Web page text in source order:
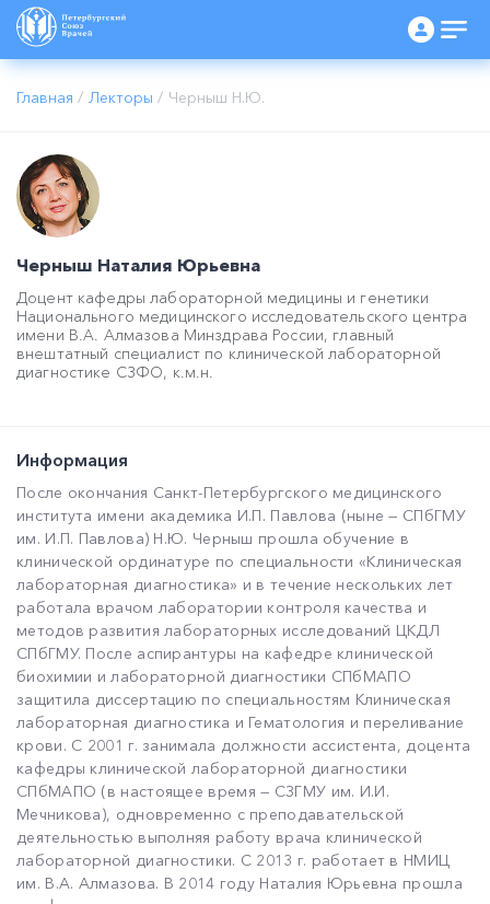
Главная / Лекторы / Черныш Н.Ю.
Черныш Наталия Юрьевна
Доцент кафедры лабораторной медицины и генетики
Национального медицинского исследовательского центра
имени В.А. Алмазова Минздрава России, главный
внештатный специалист по клинической лабораторной
диагностике СЗФО, к.м.н.
Информация
После окончания Санкт-Петербургского медицинского
института имени академика И.П. Павлова (ныне — СПбГМУ
им. И.П. Павлова) Н.Ю. Черныш прошла обучение в
клинической ординатуре по специальности «Клиническая
лабораторная диагностика» и в течение нескольких лет
работала врачом лаборатории контроля качества и
методов развития лабораторных исследований ЦКДЛ
СПбГМУ. После аспирантуры на кафедре клинической
биохимии и лабораторной диагностики СПбМАПО
защитила диссертацию по специальностям Клиническая
лабораторная диагностика и Гематология и переливание
крови. С 2001 г. занимала должности ассистента, доцента
кафедры клинической лабораторной диагностики
СПбМАПО (в настоящее время — СЗГМУ им. И.И.
Мечникова), одновременно с преподавательской
деятельностью выполняя работу врача клинической
лабораторной диагностики. С 2013 г. работает в НМИЦ
им. В.А. Алмазова. В 2014 году Наталия Юрьевна прошла